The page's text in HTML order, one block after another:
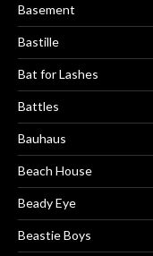
Basement
Bastille
Bat for Lashes
Battles
Bauhaus
Beach House
Beady Eye
Beastie Boys